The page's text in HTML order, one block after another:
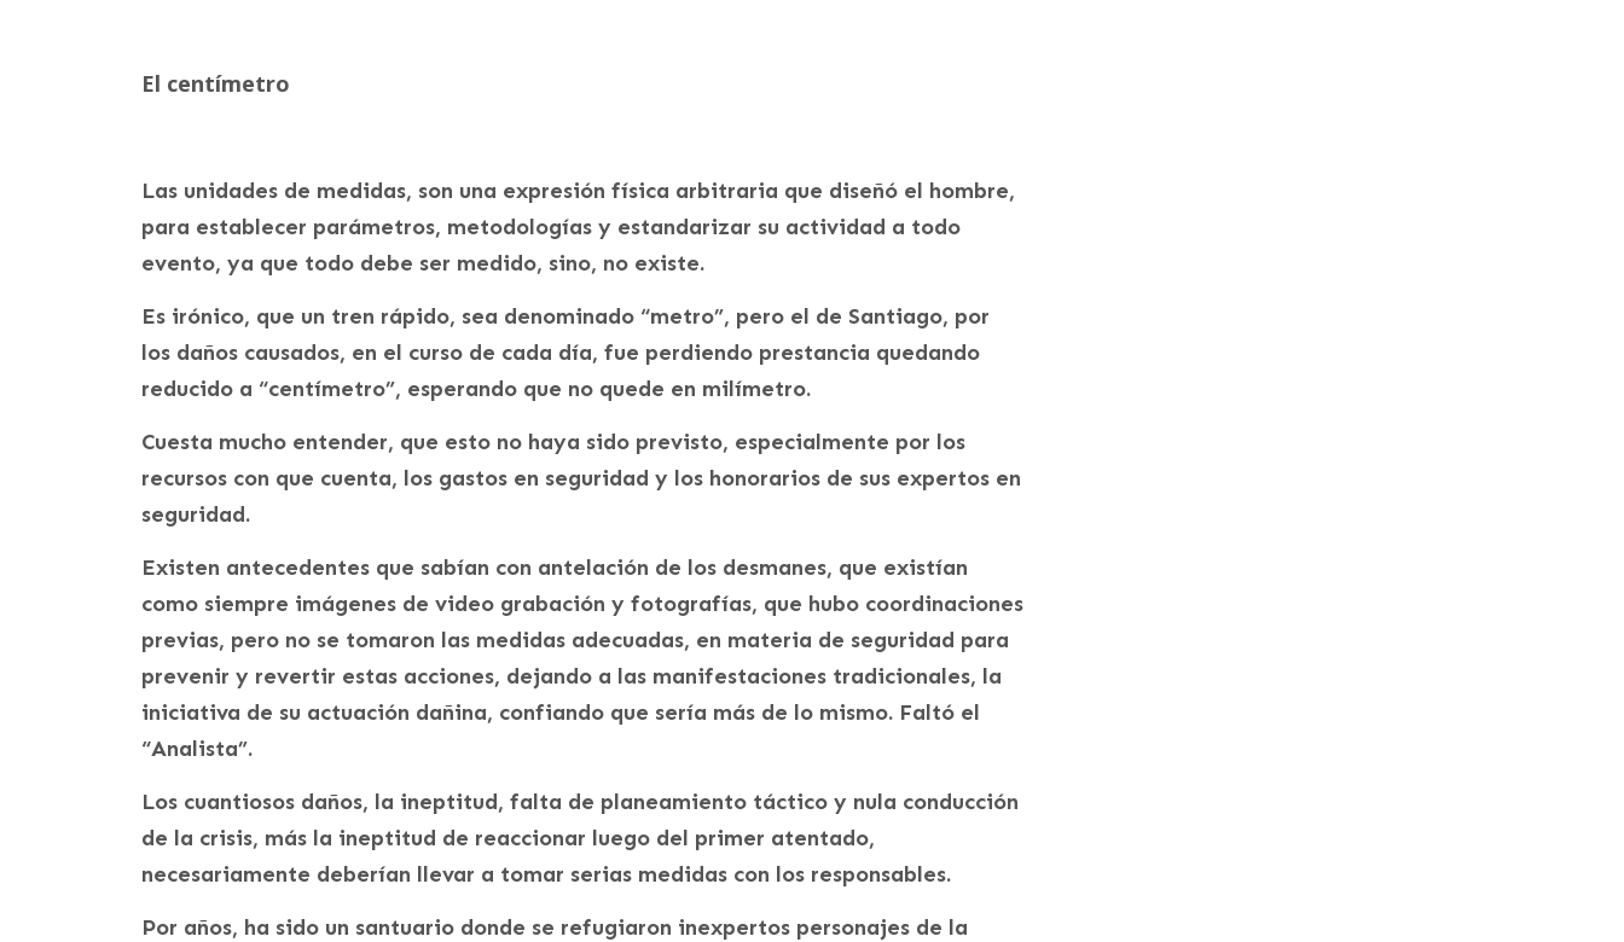
El centímetro
Las unidades de medidas, son una expresión física arbitraria que diseñó el hombre,
para establecer parámetros, metodologías y estandarizar su actividad a todo
evento, ya que todo debe ser medido, sino, no existe.
Es irónico, que un tren rápido, sea denominado “metro”, pero el de Santiago, por
los daños causados, en el curso de cada día, fue perdiendo prestancia quedando
reducido a “centímetro”, esperando que no quede en milímetro.
Cuesta mucho entender, que esto no haya sido previsto, especialmente por los
recursos con que cuenta, los gastos en seguridad y los honorarios de sus expertos en
seguridad.
Existen antecedentes que sabían con antelación de los desmanes, que existían
como siempre imágenes de video grabación y fotografías, que hubo coordinaciones
previas, pero no se tomaron las medidas adecuadas, en materia de seguridad para
prevenir y revertir estas acciones, dejando a las manifestaciones tradicionales, la
iniciativa de su actuación dañina, confiando que sería más de lo mismo. Faltó el
“Analista”.
Los cuantiosos daños, la ineptitud, falta de planeamiento táctico y nula conducción
de la crisis, más la ineptitud de reaccionar luego del primer atentado,
necesariamente deberían llevar a tomar serias medidas con los responsables.
Por años, ha sido un santuario donde se refugiaron inexpertos personajes de la